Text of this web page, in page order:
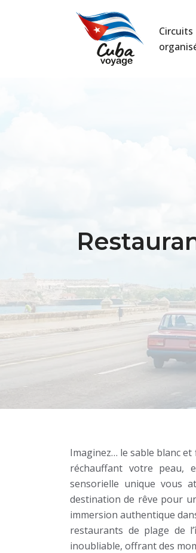
Circuits
Imaginez… le sable blanc
réchauffant votre peau,
sensorielle unique vous
destination de rêve pour
immersion authentique
restaurants de plage de
inoubliable, offrant des